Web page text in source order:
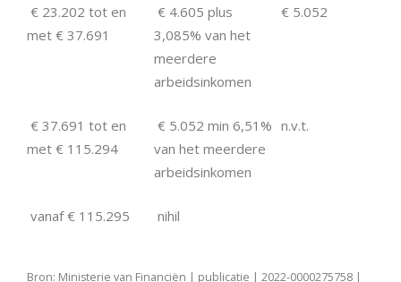
€ 23.202 tot en
met € 37.691
€ 4.605 plus
3,085% van het
meerdere
arbeidsinkomen
€ 5.052
€ 37.691 tot en
met € 115.294
€ 5.052 min 6,51%
van het meerdere
arbeidsinkomen
n.v.t.
vanaf € 115.295 nihil
Bron: Ministerie van Financiën | publicatie | 2022-0000275758 |